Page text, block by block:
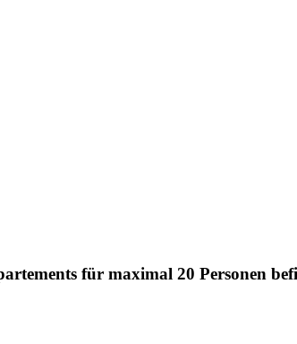
für maximal 20 Personen